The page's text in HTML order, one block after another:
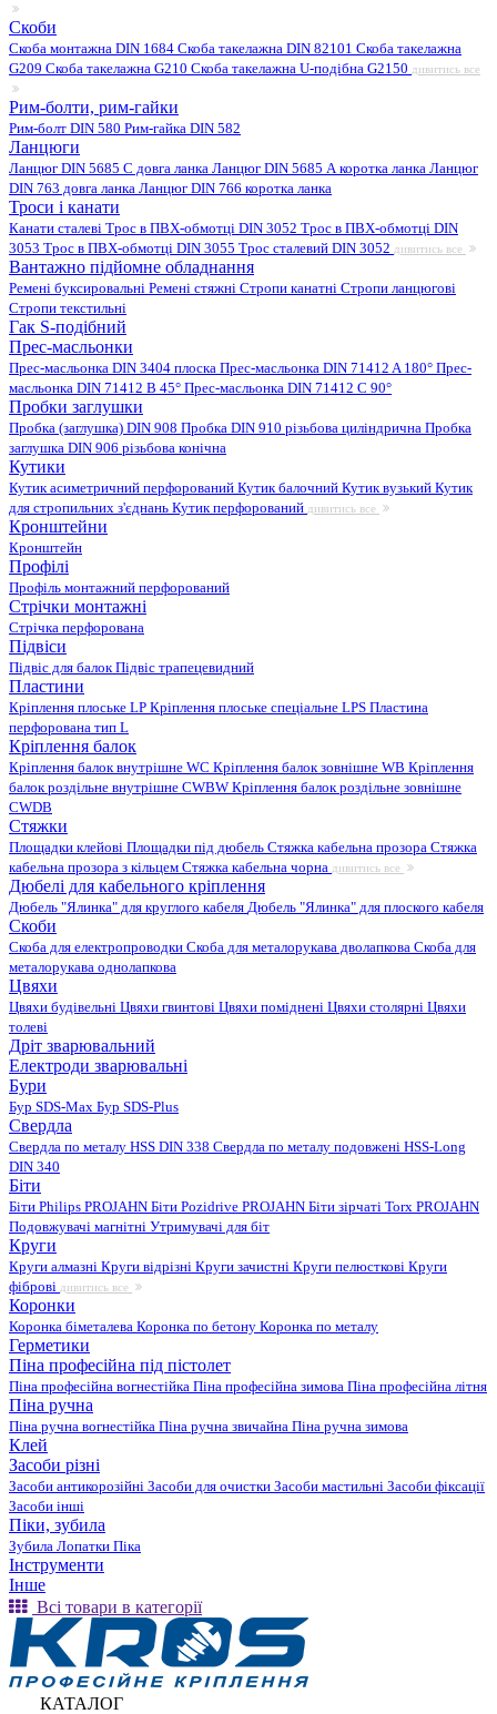
Скоби
Скоба монтажна DIN 1684 Скоба такелажна DIN 82101 Скоба такелажна
G209 Скоба такелажна G210 Скоба такелажна U-подібна G2150 дивитись все
Рим-болти, рим-гайки
Рим-болт DIN 580 Рим-гайка DIN 582
Ланцюги
Ланцюг DIN 5685 C довга ланка Ланцюг DIN 5685 А коротка ланка Ланцюг
DIN 763 довга ланка Ланцюг DIN 766 коротка ланка
Троси і канати
Канати сталеві Трос в ПВХ-обмотці DIN 3052 Трос в ПВХ-обмотці DIN
3053 Трос в ПВХ-обмотці DIN 3055 Трос сталевий DIN 3052 дивитись все
Вантажно підйомне обладнання
Ремені буксировальні Ремені стяжні Стропи канатні Стропи ланцюгові
Стропи текстильні
Гак S-подібний
Прес-масльонки
Прес-масльонка DIN 3404 плоска Прес-масльонка DIN 71412 A 180° Прес-
масльонка DIN 71412 B 45° Прес-масльонка DIN 71412 C 90°
Пробки заглушки
Пробка (заглушка) DIN 908 Пробка DIN 910 різьбова циліндрична Пробка
заглушка DIN 906 різьбова конічна
Кутики
Кутик асиметричний перфорований Кутик балочний Кутик вузький Кутик
для стропильних з'єднань Кутик перфорований дивитись все
Кронштейни
Кронштейн
Профілі
Профіль монтажний перфорований
Стрічки монтажні
Стрічка перфорована
Підвіси
Підвіс для балокПідвіс трапецевидний
Пластини
Кріплення плоське LP Кріплення плоське спеціальне LPS Пластина
перфорована тип L
Кріплення балок
Кріплення балок внутрішне WC Кріплення балок зовнішне WB Кріплення
балок роздільне внутрішне CWBW Кріплення балок роздільне зовнішне
CWDB
Стяжки
Площадки клейові Площадки під дюбель Стяжка кабельна прозора Стяжка
кабельна прозора з кільцем Стяжка кабельна чорна дивитись все
Дюбелі для кабельного кріплення
Дюбель "Ялинка" для круглого кабеля Дюбель "Ялинка" для плоского кабеля
Скоби
Скоба для електропроводки Скоба для металорукава дволапкова Скоба для
металорукава однолапкова
Цвяхи
Цвяхи будівельні Цвяхи гвинтові Цвяхи поміднені Цвяхи столярні Цвяхи
толеві
Дріт зварювальний
Електроди зварювальні
Бури
Бур SDS-Max Бур SDS-Plus
Свердла
Свердла по металу HSS DIN 338 Свердла по металу подовжені HSS-Long
DIN 340
Біти
Біти Philips PROJAHN Біти Pozidrive PROJAHN Біти зірчаті Torx PROJAHN
Подовжувачі магнітні Утримувачі для біт
Круги
Круги алмазні Круги відрізні Круги зачистні Круги пелюсткові Круги
фіброві дивитись все
Коронки
Коронка біметалева Коронка по бетону Коронка по металу
Герметики
Піна професійна під пістолет
Піна професійна вогнестійка Піна професійна зимова Піна професійна літня
Піна ручна
Піна ручна вогнестійка Піна ручна звичайна Піна ручна зимова
Клей
Засоби різні
Засоби антикорозійні Засоби для очистки Засоби мастильні Засоби фіксації
Засоби інші
Піки, зубила
Зубила Лопатки Піка
Інструменти
Інше
Всі товари в категорії
КАТАЛОГ